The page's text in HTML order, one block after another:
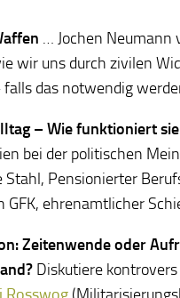
… Jochen Neumann
wir uns durch zivilen
das notwendig
– Wie funktioniert
bei der politischen
Stahl, Pensionierter
GFK, ehrenamtlicher
Zeitenwende oder
Diskutiere